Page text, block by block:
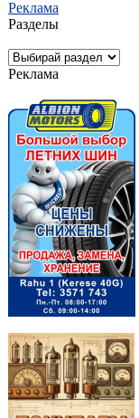
Реклама
Разделы
Реклама